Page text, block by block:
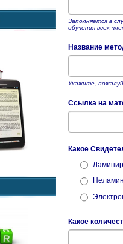
Заполняется в
обучения всех
Название
Укажите,
Ссылка на
Какое
Какое